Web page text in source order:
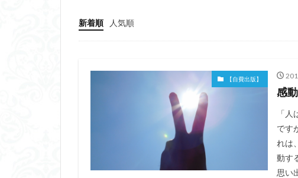
新着順 人気順
【自費出版】
感
「
です
れは
動す
思い